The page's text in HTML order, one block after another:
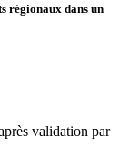
régionaux dans un
validation par